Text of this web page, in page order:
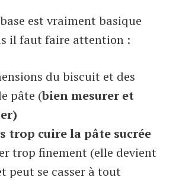
est vraiment basique
il faut faire attention :
du biscuit et des
pâte (bien mesurer et
trop cuire la pâte sucrée
trop finement (elle devient
peut se casser à tout